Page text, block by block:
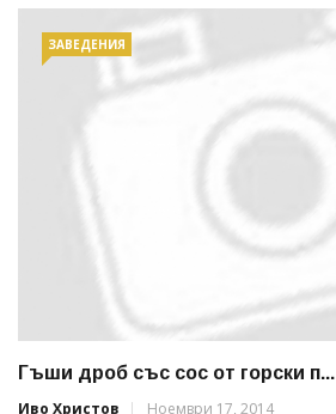
ЗАВЕДЕНИЯ
Гъши дроб със сос от горски п...
Иво Христов
Ноември 17, 2014